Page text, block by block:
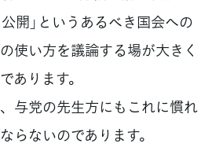
公開」というあるべき国会への
使い方を議論する場が大きく
あります。
与党の先生方にもこれに慣れ
らないのであります。